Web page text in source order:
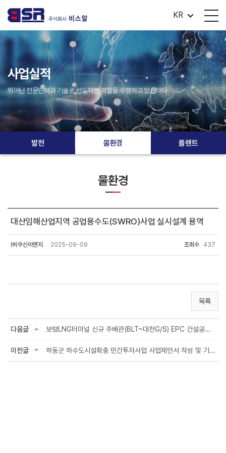
KR
사업실적
뛰어난 전문인력과 기술로 선도적인 역할을 수행하고 있습니다.
발전 물환경 플랜트
물환경
대산임해산업지역 공업용수도(SWRO)사업 실시설계 용역
㈜우신이엔지 2025-09-09 조회수 437
목록
다음글 보령LNG터미널 신규 주배관(BLT~대천G/S) EPC 건설공사 설계용역
이전글 하동군 하수도시설확충 민간투자사업 사업제안서 작성 및 기본설계용역